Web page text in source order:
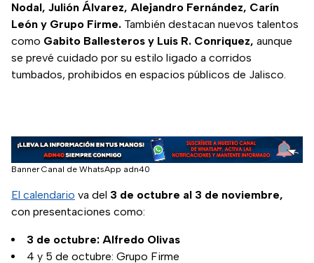
Nodal, Julión Álvarez, Alejandro Fernández, Carín
León y Grupo Firme. También destacan nuevos talentos
como Gabito Ballesteros y Luis R. Conriquez, aunque
se prevé cuidado por su estilo ligado a corridos
tumbados, prohibidos en espacios públicos de Jalisco.
Banner Canal de WhatsApp adn40
El calendario va del 3 de octubre al 3 de noviembre,
con presentaciones como:
3 de octubre: Alfredo Olivas
4 y 5 de octubre: Grupo Firme